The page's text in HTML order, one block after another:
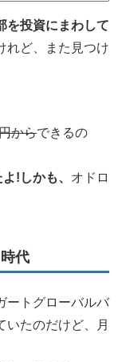
を投資にまわして
れど、また見つけ
からできるの
!しかも、 オドロ
代
ートグローバルバ
いたのだけど、月